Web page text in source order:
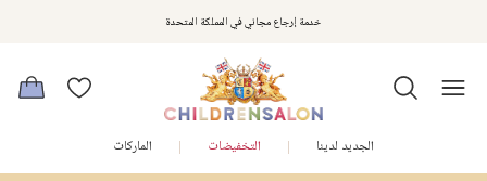
استمتعوا بخصم 10% على طلبيتكم الأولى كهدية ترحيب. سجلوا من هناخدمة إرجاع مجاني في المملكة المتحدة
الجديد لدينا التخفيضات الماركات